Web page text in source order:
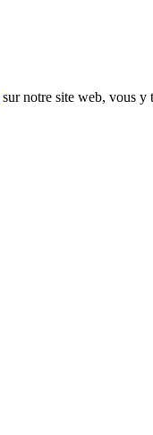
sur notre site web, vous y